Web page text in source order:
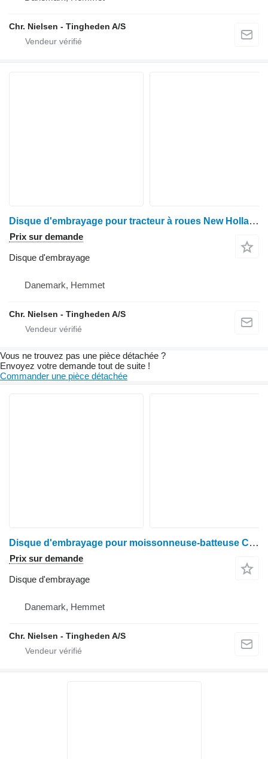
Chr. Nielsen - Tingheden A/S
Disque d'embrayage pour tracteur à roues New Holland 8670
Prix sur demande
Disque d'embrayage
Danemark, Hemmet
Chr. Nielsen - Tingheden A/S
Vous ne trouvez pas une pièce détachée ?
Envoyez votre demande tout de suite !
Commander une pièce détachée
Disque d'embrayage pour moissonneuse-batteuse Case IH 1640
Prix sur demande
Disque d'embrayage
Danemark, Hemmet
Chr. Nielsen - Tingheden A/S